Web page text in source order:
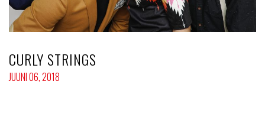
CURLY STRINGS
JUUNI 06, 2018